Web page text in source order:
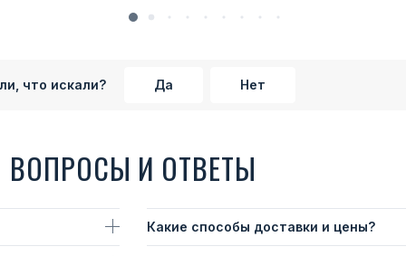
что искали? Да Нет
ВОПРОСЫ И ОТВЕТЫ
Какие способы доставки и цены?